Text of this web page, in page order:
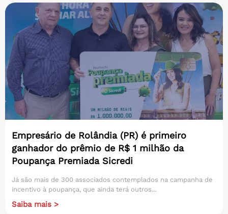
Empresário de Rolândia (PR) é primeiro
ganhador do prêmio de R$ 1 milhão da
Poupança Premiada Sicredi
Já são mais de 300 associados contemplados na campanha de
incentivo à poupança, que ainda terá outros...
Saiba mais >